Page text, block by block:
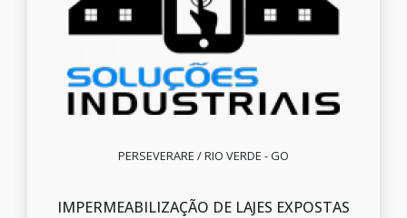
PERSEVERARE / RIO VERDE - GO
IMPERMEABILIZAÇÃO DE LAJES EXPOSTAS